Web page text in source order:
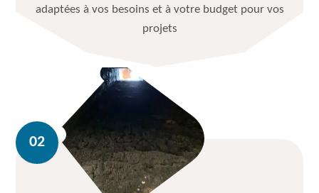
adaptées à vos besoins et à votre budget pour vos
projets